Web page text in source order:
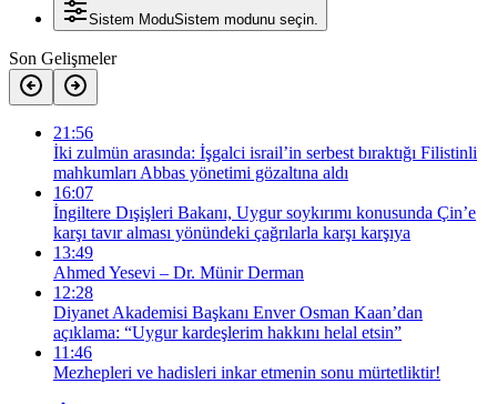
Sistem ModuSistem modunu seçin.
Son Gelişmeler
21:56
İki zulmün arasında: İşgalci israil’in serbest bıraktığı Filistinli
mahkumları Abbas yönetimi gözaltına aldı
16:07
İngiltere Dışişleri Bakanı, Uygur soykırımı konusunda Çin’e
karşı tavır alması yönündeki çağrılarla karşı karşıya
13:49
Ahmed Yesevi – Dr. Münir Derman
12:28
Diyanet Akademisi Başkanı Enver Osman Kaan’dan
açıklama: “Uygur kardeşlerim hakkını helal etsin”
11:46
Mezhepleri ve hadisleri inkar etmenin sonu mürtetliktir!